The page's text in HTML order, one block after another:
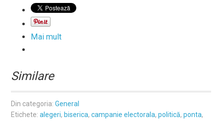
Mai mult
Similare
Din categoria:General
Etichete:alegeri, biserica,campanie electorala,politică,ponta,